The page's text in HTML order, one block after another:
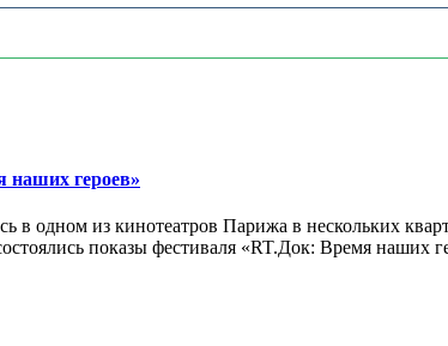
героев»
одном из кинотеатров Парижа в нескольких
показы фестиваля «RT.Док: Время